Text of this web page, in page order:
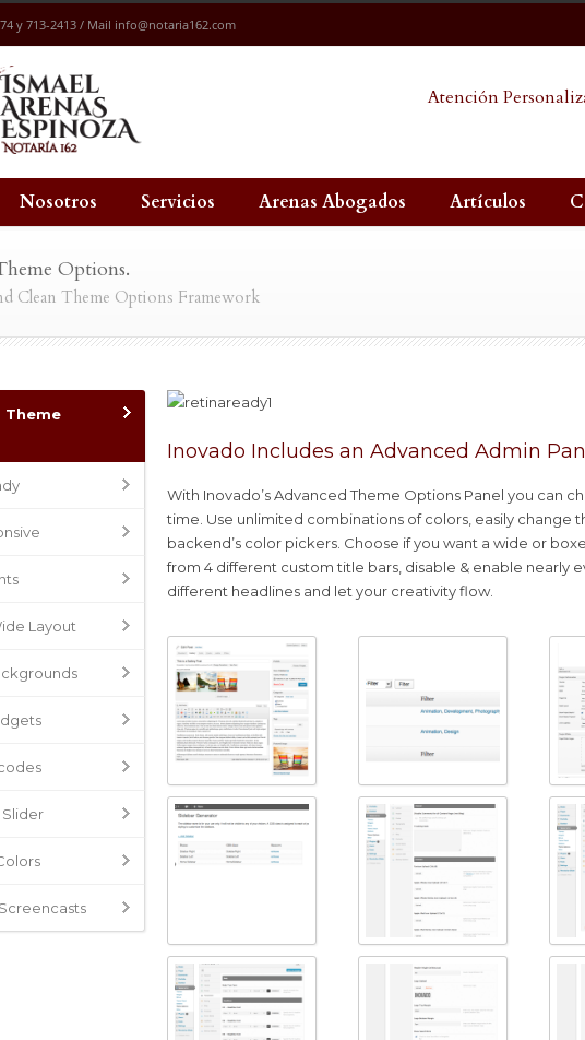
y 713-2413 / Mail info@notaria162.com
Atención
Nosotros Servicios Arenas Abogados Artículos
Options.
Clean Theme Options Framework
Inovado Includes an Advanced Admin
With Inovado’s Advanced Theme Options Panel you can
time. Use unlimited combinations of colors, easily change
backend’s color pickers. Choose if you want a wide or
from 4 different custom title bars, disable & enable nearly
different headlines and let your creativity flow.
Theme
Layout